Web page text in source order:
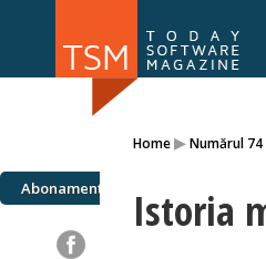
Home▸Numărul 74
Abonamente Istoria